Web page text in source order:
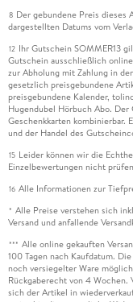
8 Der gebundene Preis dieses
dargestellten Datums vom
12 Ihr Gutschein SOMMER13
Gutschein ausschließlich
zur Abholung mit Zahlung in
gesetzlich preisgebundene
preisgebundene Kalender,
Hugendubel Hörbuch Abo.
Geschenkkarten kombinierbar.
und der Handel des
15 Leider können wir die
Einzelbewertungen nicht
16 Alle Informationen zur
* Alle Preise verstehen sich
Versand und anfallende
*** Alle online gekauften
100 Tagen nach Kaufdatum.
noch versiegelter Ware
Rückgaberecht von 4 Wochen.
sich der Artikel in